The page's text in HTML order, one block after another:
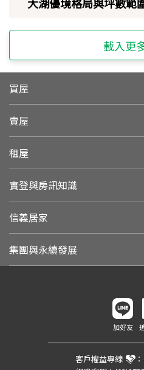
載入更
買屋
賣屋
租屋
實登與房訊知識
信義居家
集團與永續發展
加好友
客戶權益專線 ：